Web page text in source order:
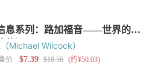
Michael Wilcock）